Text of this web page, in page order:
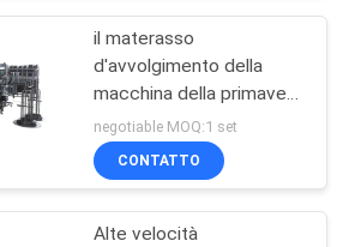
il materasso
d'avvolgimento della
macchina della primavera
del materasso di
150mm-180mm ha unito
la macchina
Aeesmbling
negotiable MOQ:1 set
CONTATTO
Alte velocità